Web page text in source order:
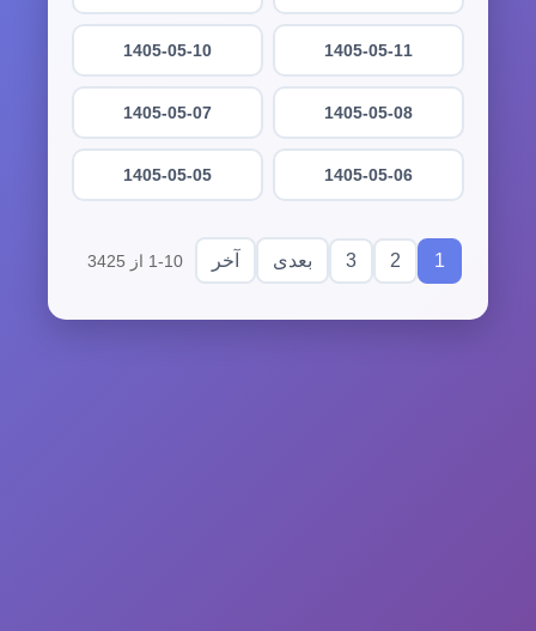
1405-05-11
1405-05-10
1405-05-08
1405-05-07
1405-05-06
1405-05-05
1
2
3 بعدی آخر 1-10 از 3425